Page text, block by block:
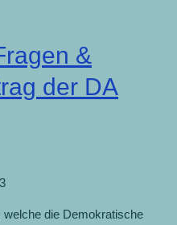
&
der DA
die Demokratische